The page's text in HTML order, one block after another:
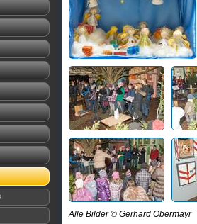
Alle Bilder © Gerhard Obermayr